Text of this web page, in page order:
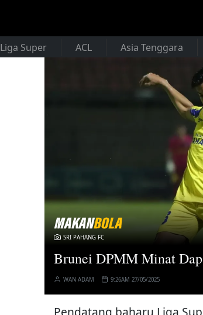
Liga Super ACL Asia Tenggara
SRI PAHANG FC
Brunei DPMM Minat
WAN ADAM 9:26AM 27/05/2025
Pendatang baharu Liga